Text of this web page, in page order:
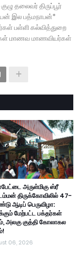
தலைவர் திருப்பூர்
இல பத்மநாபன்*
பள்ளி கல்வித்துறை
மாணவ மாணவியர்கள்
அருள்மிகு ஸ்ரீ
திருக்கோவிலில் 47-
ஆடிப் பெருவிழா:
மேற்பட்ட பக்தர்கள்
அலகு குத்தி கோலாகல
06, 2026